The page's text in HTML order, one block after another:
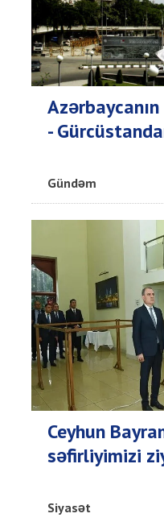
-
Gündəm
Ceyhun
səfirliyimizi
Siyasət